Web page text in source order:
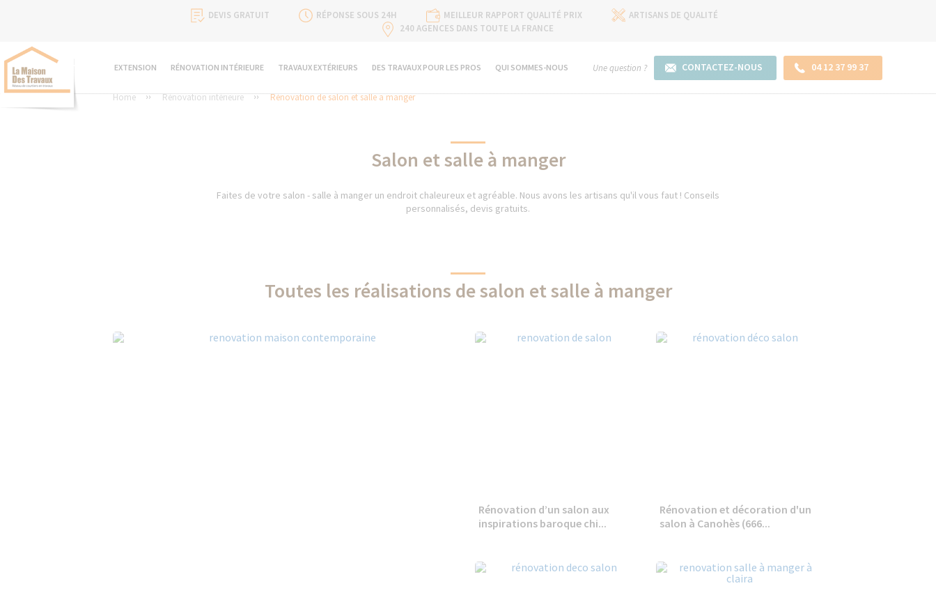
DEVIS GRATUIT RÉPONSE SOUS 24H MEILLEUR RAPPORT QUALITÉ PRIX
ARTISANS DE QUALITÉ
240 AGENCES DANS TOUTE LA FRANCE
EXTENSION RÉNOVATION INTÉRIEURE TRAVAUX EXTÉRIEURS DES TRAVAUX POUR LES PROS QUI SOMMES-NOUS Une question ? CONTACTEZ-NOUS 04 12 37 99 37
Home Rénovation intérieure Rénovation de salon et salle a manger
Salon et salle à manger
Faites de votre salon - salle à manger un endroit chaleureux et agréable. Nous avons les artisans qu'il vous faut ! Conseils
personnalisés, devis gratuits.
Toutes les réalisations de salon et salle à manger
Rénovation d’un salon aux
inspirations baroque chi...
Rénovation et décoration d'un
salon à Canohès (666...